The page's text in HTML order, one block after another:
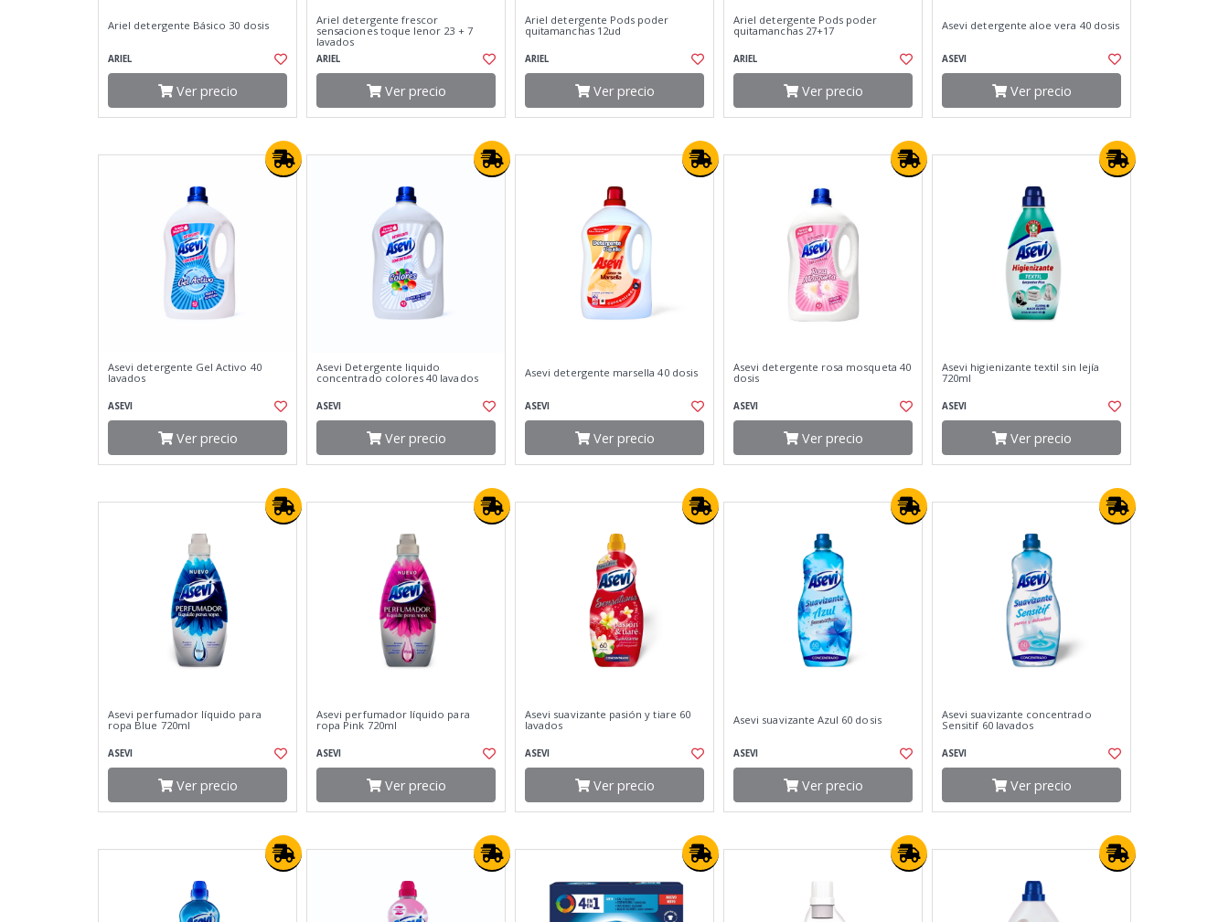
Ariel detergente Básico 30 dosis
ARIEL
Ver precio
Ariel detergente frescor
sensaciones toque lenor 23 + 7
lavados
ARIEL
Ver precio
Ariel detergente Pods poder
quitamanchas 12ud
ARIEL
Ver precio
Ariel detergente Pods poder
quitamanchas 27+17
ARIEL
Ver precio
Asevi detergente aloe vera 40 dosis
ASEVI
Ver precio
Asevi detergente Gel Activo 40
lavados
ASEVI
Ver precio
Asevi Detergente liquido
concentrado colores 40 lavados
ASEVI
Ver precio
Asevi detergente marsella 40 dosis
ASEVI
Ver precio
Asevi detergente rosa mosqueta 40
dosis
ASEVI
Ver precio
Asevi higienizante textil sin lejía
720ml
ASEVI
Ver precio
Asevi perfumador líquido para
ropa Blue 720ml
ASEVI
Ver precio
Asevi perfumador líquido para
ropa Pink 720ml
ASEVI
Ver precio
Asevi suavizante pasión y tiare 60
lavados
ASEVI
Ver precio
Asevi suavizante Azul 60 dosis
ASEVI
Ver precio
Asevi suavizante concentrado
Sensitif 60 lavados
ASEVI
Ver precio